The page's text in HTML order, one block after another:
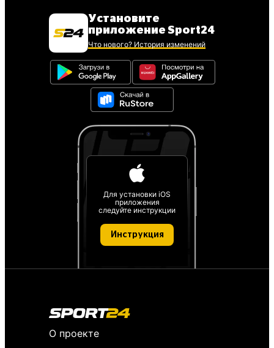
Установите
приложение Sport24
Что нового? История изменений
Для установки iOS
приложения
следуйте инструкции
Инструкция
О проекте